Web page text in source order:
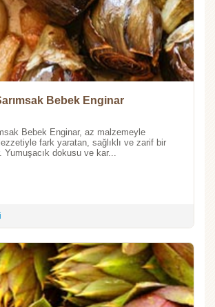
Bebek Enginar
Bebek Enginar, az malzemeyle
fark yaratan, sağlıklı ve zarif bir
Yumuşacık dokusu ve kar...